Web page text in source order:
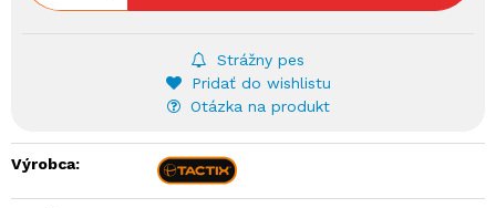
Strážny pes
Pridať do wishlistu
Otázka na produkt
Výrobca: